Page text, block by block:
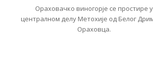
Ораховачко виногорје се простире у
централном делу Метохије од Белог
Ораховца.